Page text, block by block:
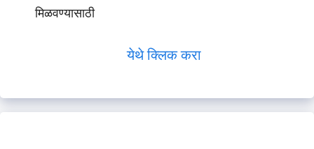
मिळवण्यासाठी
येथे क्लिक करा